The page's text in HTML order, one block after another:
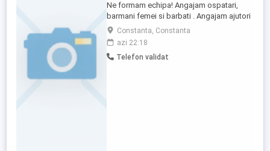
Ne formam echipa! Angajam ospatari,
barmani femei si barbati . Angajam ajutori
de bucatar. Angajam bucatari cu
experienta minima. Bucatarie traditionala
romaneasca. Oferim conditii avantajoase
de lucru si salarizare. Locurile de munca
Constanta, Constanta
azi 22:18
Telefon validat